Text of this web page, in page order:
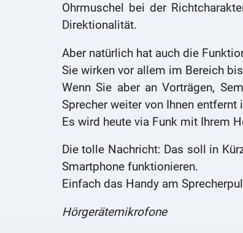
Ohrmuschel bei der
Direktionalität.
Aber natürlich hat auch die
Sie wirken vor allem im Bereich
Wenn Sie aber an Vorträgen,
Sprecher weiter von Ihnen
Es wird heute via Funk mit Ihrem
Die tolle Nachricht: Das soll in
Smartphone funktionieren.
Einfach das Handy am
Hörgerätemikrofone